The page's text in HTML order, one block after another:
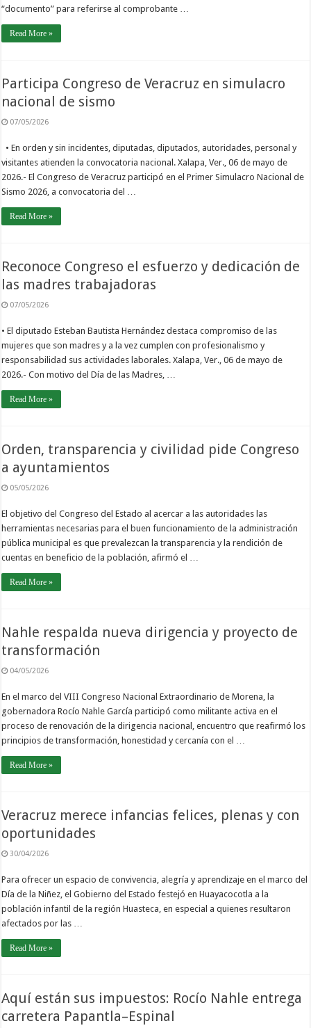
“documento” para referirse al comprobante …
Read More »
Participa Congreso de Veracruz en simulacro
nacional de sismo
07/05/2026
• En orden y sin incidentes, diputadas, diputados, autoridades, personal y
visitantes atienden la convocatoria nacional. Xalapa, Ver., 06 de mayo de
2026.- El Congreso de Veracruz participó en el Primer Simulacro Nacional de
Sismo 2026, a convocatoria del …
Read More »
Reconoce Congreso el esfuerzo y dedicación de
las madres trabajadoras
07/05/2026
• El diputado Esteban Bautista Hernández destaca compromiso de las
mujeres que son madres y a la vez cumplen con profesionalismo y
responsabilidad sus actividades laborales. Xalapa, Ver., 06 de mayo de
2026.- Con motivo del Día de las Madres, …
Read More »
Orden, transparencia y civilidad pide Congreso
a ayuntamientos
05/05/2026
El objetivo del Congreso del Estado al acercar a las autoridades las
herramientas necesarias para el buen funcionamiento de la administración
pública municipal es que prevalezcan la transparencia y la rendición de
cuentas en beneficio de la población, afirmó el …
Read More »
Nahle respalda nueva dirigencia y proyecto de
transformación
04/05/2026
En el marco del VIII Congreso Nacional Extraordinario de Morena, la
gobernadora Rocío Nahle García participó como militante activa en el
proceso de renovación de la dirigencia nacional, encuentro que reafirmó los
principios de transformación, honestidad y cercanía con el …
Read More »
Veracruz merece infancias felices, plenas y con
oportunidades
30/04/2026
Para ofrecer un espacio de convivencia, alegría y aprendizaje en el marco del
Día de la Niñez, el Gobierno del Estado festejó en Huayacocotla a la
población infantil de la región Huasteca, en especial a quienes resultaron
afectados por las …
Read More »
Aquí están sus impuestos: Rocío Nahle entrega
carretera Papantla–Espinal